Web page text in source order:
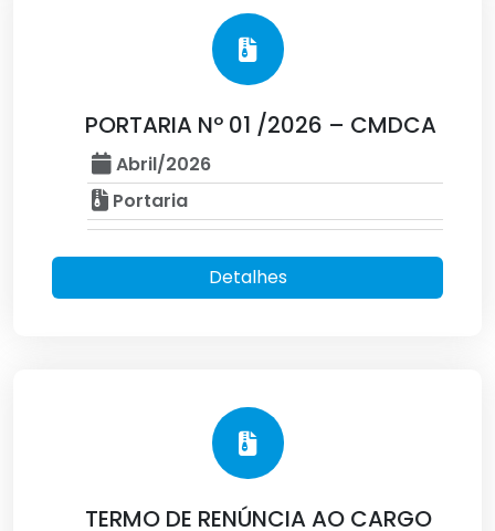
PORTARIA Nº 01 /2026 – CMDCA
Abril/2026
Portaria
Detalhes
TERMO DE RENÚNCIA AO CARGO